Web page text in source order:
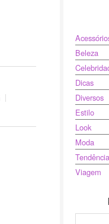
Beleza
Dicas
Diversos
Estilo
Look
Moda
Tendência
Viagem